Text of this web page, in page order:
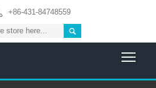
+86-431-84748559
